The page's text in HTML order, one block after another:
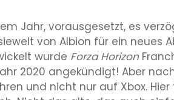
Jahr, vorausgesetzt, es
von Albion für ein neues
wurde Forza Horizon
2020 angekündigt! Aber
und nicht nur auf Xbox.